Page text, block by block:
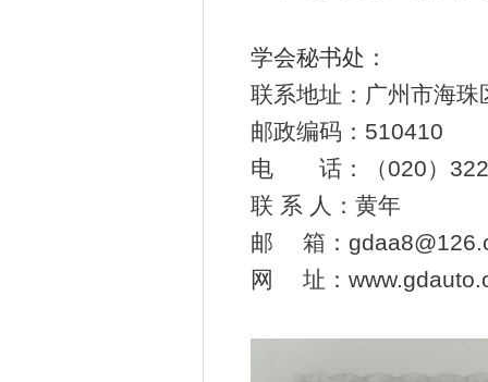
学会秘书处：
联系地址：广州市海珠
邮政编码： 510410
电 话：（020）
联 系 人：黄年
邮
箱：
网
址：